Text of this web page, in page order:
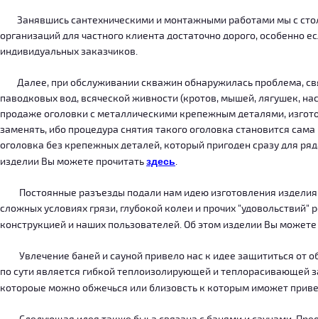
Занявшись сантехническими и монтажными работами мы с
организаций для частного клиента достаточно дорого, особенно
индивидуальных заказчиков.
Далее, при обслуживании скважин обнаружилась проблема,
паводковых вод, всяческой живности (кротов, мышей, лягушек,
продаже оголовки с металлическими крепежным деталями,
заменять, ибо процедура снятия такого оголовка становится
оголовка без крепежных деталей, который пригоден сразу для
изделии Вы можете прочитатьздесь.
Постоянные разъезды подали нам идею изготовления
сложных условиях грязи, глубокой колеи и прочих
конструкцией и наших пользователей. Об этом изделии Вы
Увлечение баней и сауной привело нас к идее защититься от
по сути является гибкой теплоизолирующей и теплорасивающей
котороые можно обжечься или близовсть к которым иможет